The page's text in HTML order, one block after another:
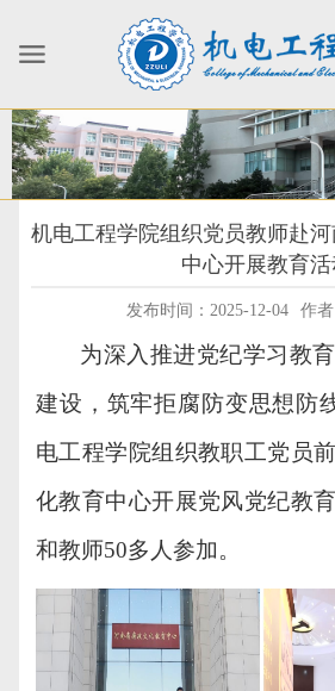
机电工程学院组织党员教师赴
中心开展教育活
发布时间：2025-12-04 作者
为深入推进党纪学习教育
建设，筑牢拒腐防变思想防
电工程学院组织教职工党员
化教育中心开展党风党纪教育
和教师50多人参加。